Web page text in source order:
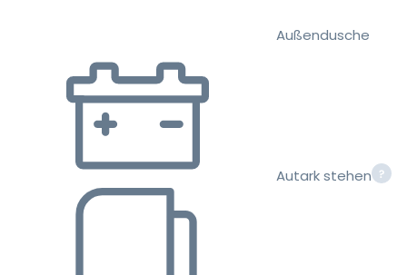
Außendusche
Autark stehen